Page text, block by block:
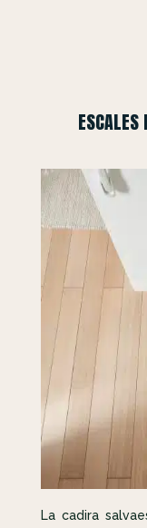
ESCALES
La cadira